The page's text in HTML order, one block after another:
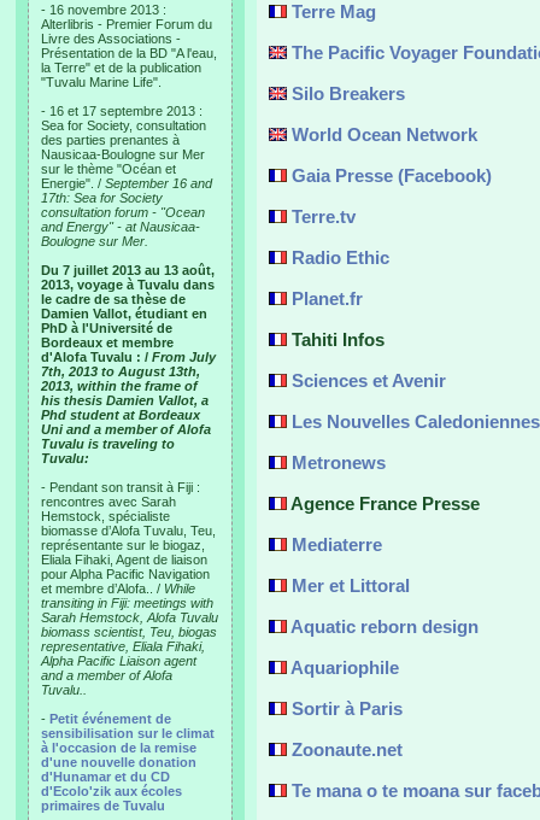
- 16 novembre 2013 :
Alterlibris - Premier Forum du
Livre des Associations -
Présentation de la BD "A l'eau,
la Terre" et de la publication
"Tuvalu Marine Life".
- 16 et 17 septembre 2013 :
Sea for Society, consultation
des parties prenantes à
Nausicaa-Boulogne sur Mer
sur le thème "Océan et
Energie". / September 16 and
17th: Sea for Society
consultation forum - "Ocean
and Energy" - at Nausicaa-
Boulogne sur Mer.
Du 7 juillet 2013 au 13 août,
2013, voyage à Tuvalu dans
le cadre de sa thèse de
Damien Vallot, étudiant en
PhD à l'Université de
Bordeaux et membre
d'Alofa Tuvalu : / From July
7th, 2013 to August 13th,
2013, within the frame of
his thesis Damien Vallot, a
Phd student at Bordeaux
Uni and a member of Alofa
Tuvalu is traveling to
Tuvalu:
- Pendant son transit à Fiji :
rencontres avec Sarah
Hemstock, spécialiste
biomasse d’Alofa Tuvalu, Teu,
représentante sur le biogaz,
Eliala Fihaki, Agent de liaison
pour Alpha Pacific Navigation
et membre d’Alofa.. / While
transiting in Fiji: meetings with
Sarah Hemstock, Alofa Tuvalu
biomass scientist, Teu, biogas
representative, Eliala Fihaki,
Alpha Pacific Liaison agent
and a member of Alofa
Tuvalu..
- Petit événement de
sensibilisation sur le climat
à l'occasion de la remise
d'une nouvelle donation
d'Hunamar et du CD
d'Ecolo'zik aux écoles
primaires de Tuvalu
Terre Mag
The Pacific Voyager
Silo Breakers
World Ocean Network
Gaia Presse (Facebook)
Terre.tv
Radio Ethic
Planet.fr
Tahiti Infos
Sciences et Avenir
Les Nouvelles Caledoniennes
Metronews
Agence France Presse
Mediaterre
Mer et Littoral
Aquatic reborn design
Aquariophile
Sortir à Paris
Zoonaute.net
Te mana o te moana sur